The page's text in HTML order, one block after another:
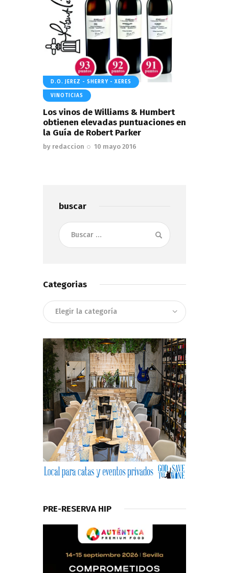
D.O. JEREZ - SHERRY - XERES
VINOTICIAS
Los vinos de Williams & Humbert
obtienen elevadas puntuaciones en
la Guía de Robert Parker
by redaccion 10 mayo 2016
buscar
Buscar:
Categorias
Categorias
PRE-RESERVA HIP